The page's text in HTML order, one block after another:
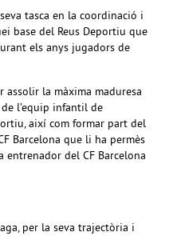
tasca en la coordinació i
base del Reus Deportiu que
els anys jugadors de
assolir la màxima maduresa
l’equip infantil de
així com formar part del
Barcelona que li ha permès
del CF Barcelona
per la seva trajectòria i